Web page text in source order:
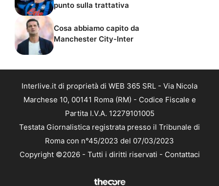
punto sulla trattativa
Cosa abbiamo capito da
Manchester City-Inter
Interlive.it di proprietà di WEB 365 SRL - Via Nicola
Marchese 10, 00141 Roma (RM) - Codice Fiscale e
Partita I.V.A. 12279101005
Testata Giornalistica registrata presso il Tribunale di
Roma con n°45/2023 del 07/03/2023
Copyright ©2026 - Tutti i diritti riservati - Contattaci